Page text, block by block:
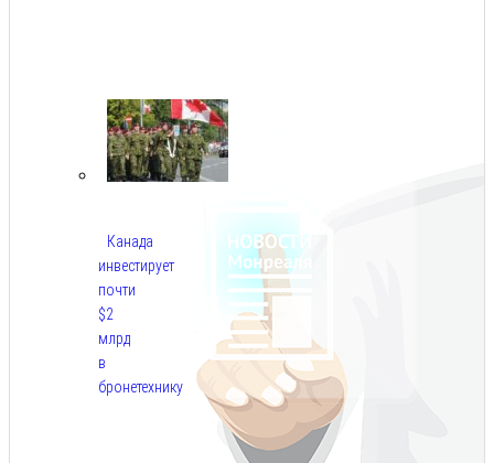
Канада
инвестирует
почти
$2
млрд
в
бронетехнику